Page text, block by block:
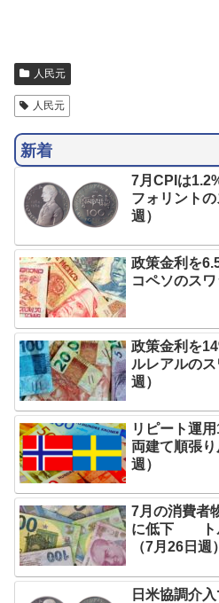
人民元
人民元
新着
7月CPIは
フォリント
週）
政策金利を
コペソのス
政策金利を
ルレアルの
週）
リピート運
両建て順張
週）
7月の消費者
に低下 ト
（7月26日週）
日米協調介